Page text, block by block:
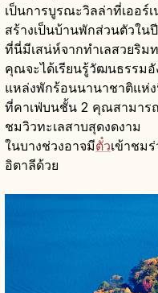
เป็นการบูรณะวิลล่าที่เออร์
สร้างเป็นบ้านพักส่วนตัวในปี
ที่นี่มีเสน่ห์จากทำเลสวยริม
คุณจะได้เรียนรู้วัฒนธรรม
แหล่งพักร้อนนานาชาติแห่
ที่คาเฟ่บนชั้น 2 คุณสามาร
ชมวิวทะเลสาบสุดงดงาม
ในบางช่วงอาจมีตั๋วเข้าชม
อิตาลีด้วย